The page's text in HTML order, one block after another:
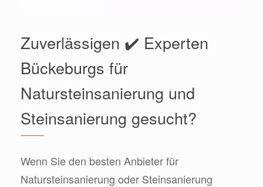
Zuverlässigen ✔️ Experten
Bückeburgs für
Natursteinsanierung und
Steinsanierung gesucht?
Wenn Sie den besten Anbieter für
Natursteinsanierung oder Steinsanierung